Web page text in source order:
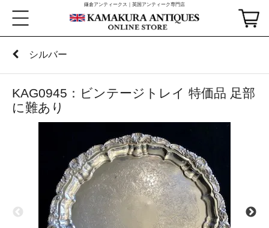
鎌倉アンティークス｜英国アンティーク専門店
シルバー
KAG0945：ビンテージトレイ 特価品 足部
に難あり